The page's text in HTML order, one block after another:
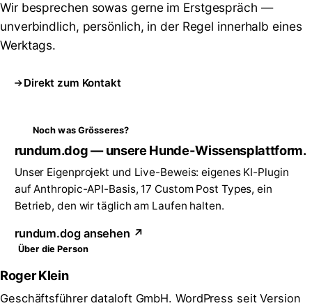
Wir besprechen sowas gerne im Erstgespräch —
unverbindlich, persönlich, in der Regel innerhalb eines
Werktags.
Direkt zum Kontakt
Noch was Grösseres?
rundum.dog — unsere Hunde-Wissensplattform.
Unser Eigenprojekt und Live-Beweis: eigenes KI-Plugin
auf Anthropic-API-Basis, 17 Custom Post Types, ein
Betrieb, den wir täglich am Laufen halten.
rundum.dog ansehen ↗
Über die Person
Roger Klein
Geschäftsführer dataloft GmbH. WordPress seit Version